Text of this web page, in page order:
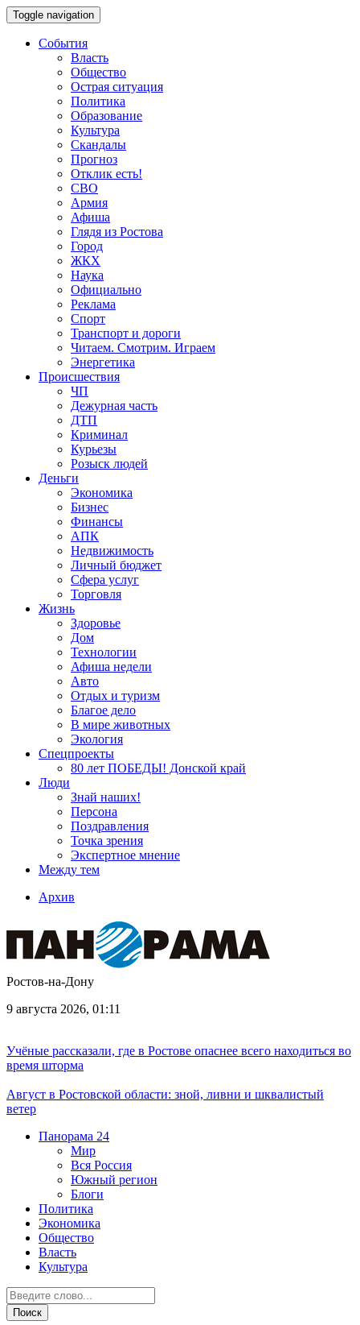
Toggle navigation
События
Власть
Общество
Острая ситуация
Политика
Образование
Культура
Скандалы
Прогноз
Отклик есть!
СВО
Армия
Афиша
Глядя из Ростова
Город
ЖКХ
Наука
Официально
Реклама
Спорт
Транспорт и дороги
Читаем. Смотрим. Играем
Энергетика
Происшествия
ЧП
Дежурная часть
ДТП
Криминал
Курьезы
Розыск людей
Деньги
Экономика
Бизнес
Финансы
АПК
Недвижимость
Личный бюджет
Сфера услуг
Торговля
Жизнь
Здоровье
Дом
Технологии
Афиша недели
Авто
Отдых и туризм
Благое дело
В мире животных
Экология
Спецпроекты
80 лет ПОБЕДЫ! Донской край
Люди
Знай наших!
Персона
Поздравления
Точка зрения
Экспертное мнение
Между тем
Архив
Ростов-на-Дону
9 августа 2026, 01:11
Учёные рассказали, где в Ростове опаснее всего находиться во
время шторма
Август в Ростовской области: зной, ливни и шквалистый
ветер
Панорама 24
Мир
Вся Россия
Южный регион
Блоги
Политика
Экономика
Общество
Власть
Культура